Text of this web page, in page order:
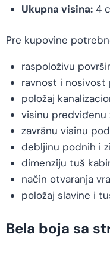
Ukupna visina:4
Pre kupovine
raspoloživu
ravnost i nosivost
položaj
visinu predviđenu
završnu visinu
debljinu podnih i
dimenziju tuš
način otvaranja
položaj slavine i
Bela boja sa